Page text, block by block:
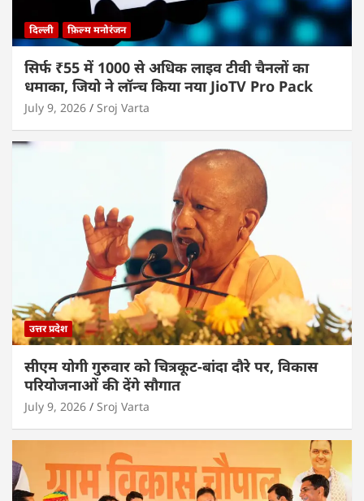
दिल्ली फ़िल्म मनोरंजन
सिर्फ ₹55 में 1000 से अधिक लाइव टीवी चैनलों का
धमाका, जियो ने लॉन्च किया नया JioTV Pro Pack
July 9, 2026 Sroj Varta
उत्तर प्रदेश
सीएम योगी गुरुवार को चित्रकूट-बांदा दौरे पर, विकास
परियोजनाओं की देंगे सौगात
July 9, 2026 Sroj Varta